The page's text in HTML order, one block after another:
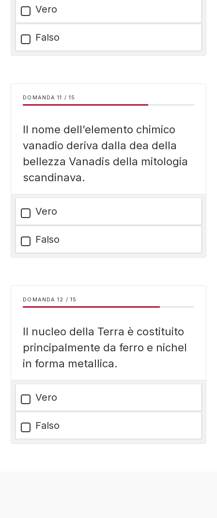
Vero
Falso
DOMANDA / 15
Il nome dell’elemento chimico
vanadio deriva dalla dea della
bellezza Vanadis della mitologia
scandinava.
Vero
Falso
DOMANDA / 15
Il nucleo della Terra è costituito
principalmente da ferro e nichel
in forma metallica.
Vero
Falso